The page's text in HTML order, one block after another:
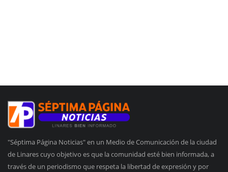
"Séptima Página Noticias" en un Medio de Comunicación de la ciudad
de Linares cuyo objetivo es que la comunidad esté bien informada, a
través de un periodismo que respeta la libertad de expresión y por